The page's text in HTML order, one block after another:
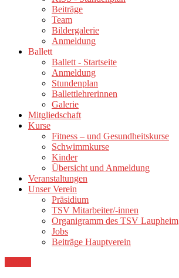
Beiträge
Team
Bildergalerie
Anmeldung
Ballett
Ballett - Startseite
Anmeldung
Stundenplan
Ballettlehrerinnen
Galerie
Mitgliedschaft
Kurse
Fitness – und Gesundheitskurse
Schwimmkurse
Kinder
Übersicht und Anmeldung
Veranstaltungen
Unser Verein
Präsidium
TSV Mitarbeiter/-innen
Organigramm des TSV Laupheim
Jobs
Beiträge Hauptverein